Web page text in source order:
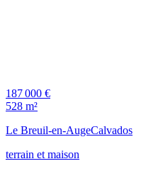
187 000 €
528 m²
Le Breuil-en-AugeCalvados
terrain et maison